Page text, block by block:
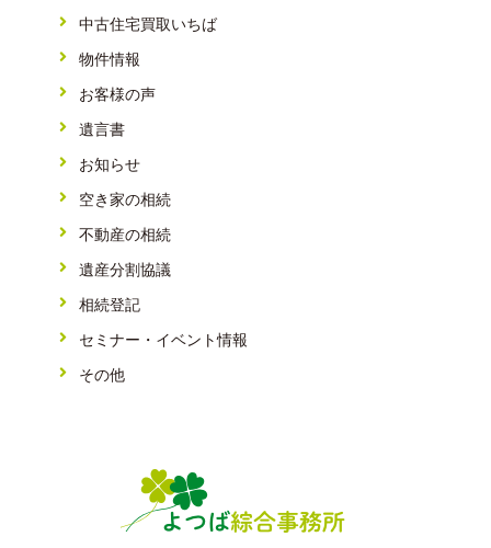
中古住宅買取いちば
物件情報
お客様の声
遺言書
お知らせ
空き家の相続
不動産の相続
遺産分割協議
相続登記
セミナー・イベント情報
その他